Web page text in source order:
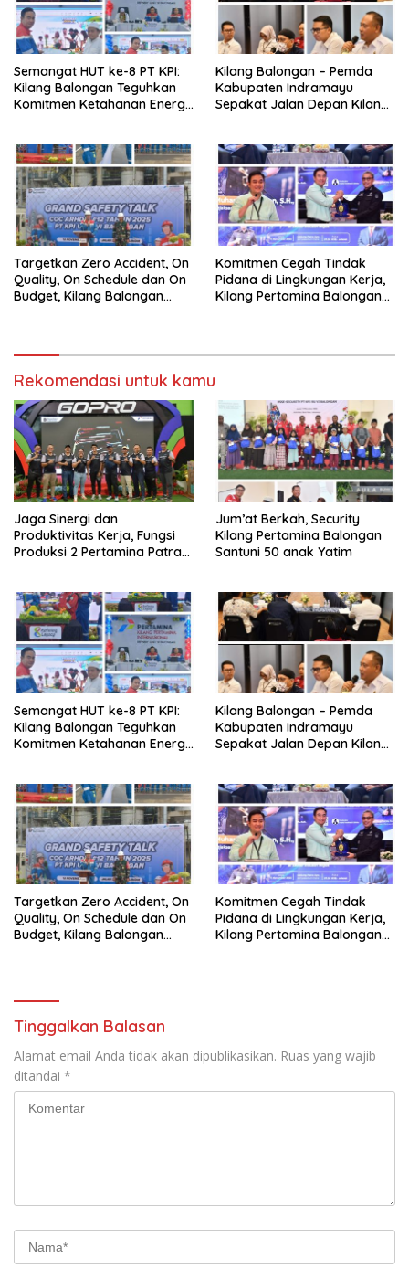
Semangat HUT ke-8 PT KPI:
Kilang Balongan Teguhkan
Komitmen Ketahanan Energi
Yayasan Pendidikan
Kilang Balongan – Pemda
Kabupaten Indramayu
Sepakat Jalan Depan Kilang
Sukaurip-Sukareja
Targetkan Zero Accident, On
Quality, On Schedule dan On
Budget, Kilang Balongan
Komitmen Cegah Tindak
Pidana di Lingkungan Kerja,
Kilang Pertamina Balongan
Rekomendasi untuk kamu
Jaga Sinergi dan
Produktivitas Kerja, Fungsi
Produksi 2 Pertamina Patra
Jum’at Berkah, Security
Kilang Pertamina Balongan
Santuni 50 anak Yatim
Semangat HUT ke-8 PT KPI:
Kilang Balongan Teguhkan
Komitmen Ketahanan Energi
Yayasan Pendidikan
Kilang Balongan – Pemda
Kabupaten Indramayu
Sepakat Jalan Depan Kilang
Sukaurip-Sukareja
Targetkan Zero Accident, On
Quality, On Schedule dan On
Budget, Kilang Balongan
Komitmen Cegah Tindak
Pidana di Lingkungan Kerja,
Kilang Pertamina Balongan
Tinggalkan Balasan
Alamat email Anda tidak akan dipublikasikan. Ruas yang wajib
ditandai *